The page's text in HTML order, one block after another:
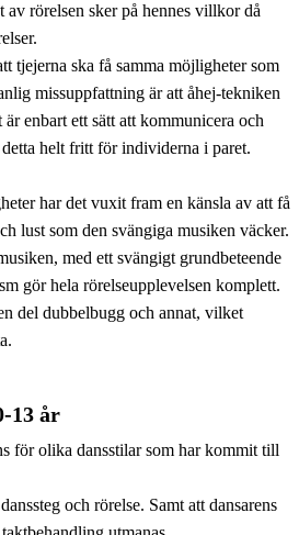
rörelsen sker på hennes villkor då
tjejerna ska få samma möjligheter som
missuppfattning är att åhej-tekniken
är enbart ett sätt att kommunicera och
helt fritt för individerna i paret.
har det vuxit fram en känsla av att få
lust som den svängiga musiken väcker.
med ett svängigt grundbeteende
gör hela rörelseupplevelsen komplett.
del dubbelbugg och annat, vilket
13 år
för olika dansstilar som har kommit till
och rörelse. Samt att dansarens